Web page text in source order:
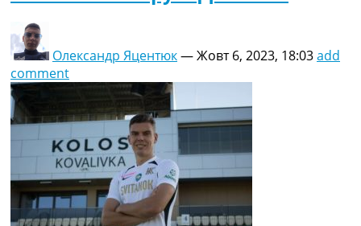
Олександр Яцентюк—Жовт 6, 2023, 18:03add
comment